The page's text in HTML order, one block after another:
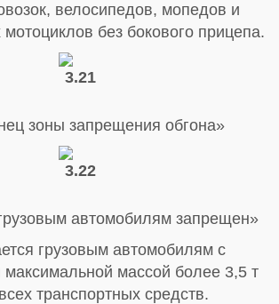
велосипедов, мопедов и
без бокового прицепа.
зоны запрещения обгона»
автомобилям запрещен»
грузовым автомобилям с
массой более 3,5 т
транспортных средств.